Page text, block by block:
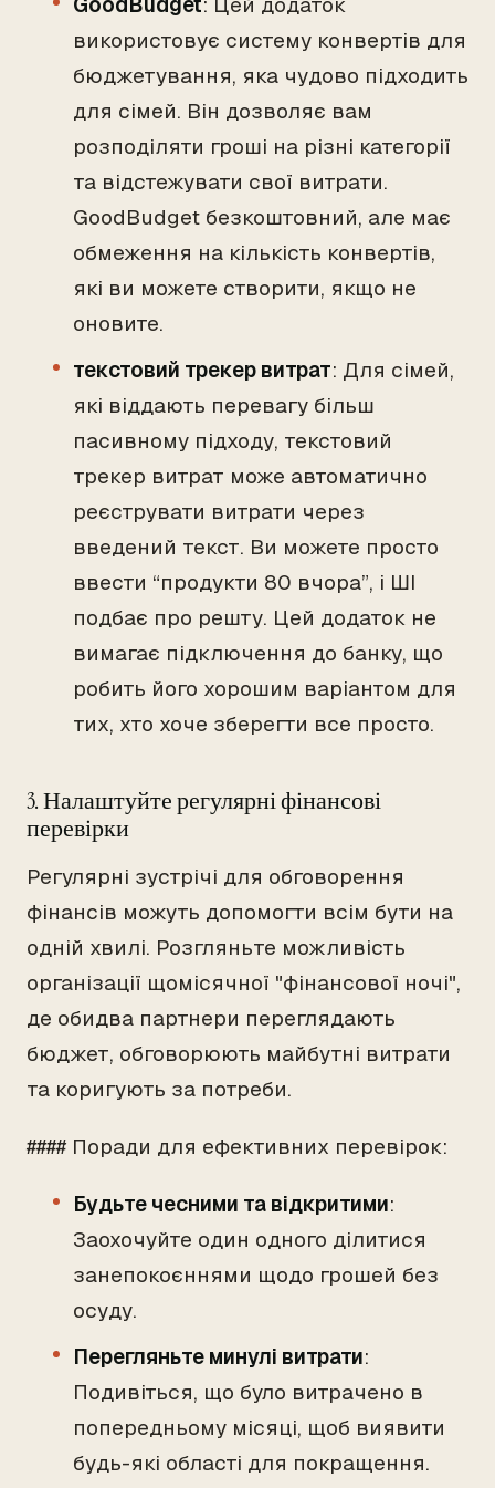
використовує систему конвертів для
бюджетування, яка чудово підходить
для сімей. Він дозволяє вам
розподіляти гроші на різні категорії
та відстежувати свої витрати.
GoodBudget безкоштовний, але має
обмеження на кількість конвертів,
які ви можете створити, якщо не
оновите.
текстовий трекер витрат: Для сімей,
які віддають перевагу більш
пасивному підходу, текстовий
трекер витрат може автоматично
реєструвати витрати через
введений текст. Ви можете просто
ввести “продукти 80 вчора”, і ШІ
подбає про решту. Цей додаток не
вимагає підключення до банку, що
робить його хорошим варіантом для
тих, хто хоче зберегти все просто.
3. Налаштуйте регулярні фінансові
перевірки
Регулярні зустрічі для обговорення
фінансів можуть допомогти всім бути на
одній хвилі. Розгляньте можливість
організації щомісячної "фінансової ночі",
де обидва партнери переглядають
бюджет, обговорюють майбутні витрати
та коригують за потреби.
#### Поради для ефективних перевірок:
Будьте чесними та відкритими:
Заохочуйте один одного ділитися
занепокоєннями щодо грошей без
осуду.
Перегляньте минулі витрати:
Подивіться, що було витрачено в
попередньому місяці, щоб виявити
будь-які області для покращення.